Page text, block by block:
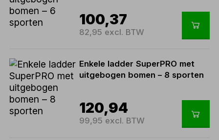
100,37
82,95 excl. BTW
Enkele ladder SuperPRO met
uitgebogen bomen – 8 sporten
120,94
99,95 excl. BTW